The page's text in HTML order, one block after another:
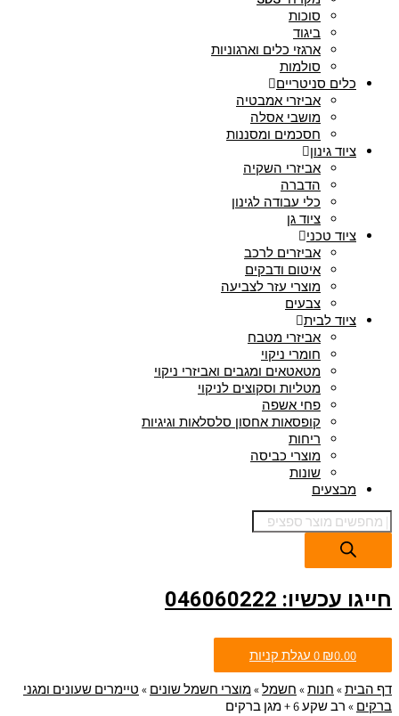
סוכות
ביגוד
ארגזי כלים וארגוניות
סולמות
כלים סניטריים
אביזרי אמבטיה
מושבי אסלה
חסכמים ומסננות
ציוד גינון
אביזרי השקיה
הדברה
כלי עבודה לגינון
ציוד גן
ציוד טכני
אביזרים לרכב
איטום ודבקים
מוצרי עזר לצביעה
צבעים
ציוד לבית
אביזרי מטבח
חומרי ניקוי
מטאטאים ומגבים ואביזרי ניקוי
מטליות וסקוצים לניקוי
פחי אשפה
קופסאות אחסון סלסלאות וגיגיות
ריחות
מוצרי כביסה
שונות
מבצעים
חייגו עכשיו: 046060222
₪0.00
0 עגלת קניות
דף הבית» חנות» חשמל»מוצרי חשמל שונים » טיימרים שעונים ומגני
ברקים » רב שקע 6 + מגן ברקים